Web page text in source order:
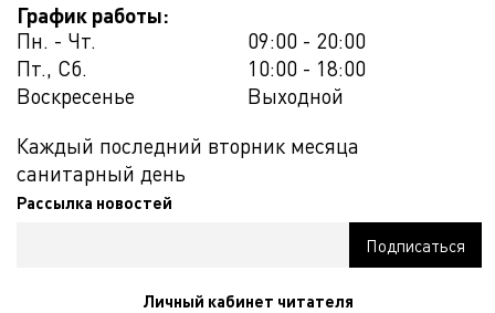
График работы:
Пн. - Чт.
09:00 - 20:00
Пт., Сб.
10:00 - 18:00
Воскресенье
Выходной
Каждый последний вторник месяца
санитарный день
Рассылка новостей
Личный кабинет читателя